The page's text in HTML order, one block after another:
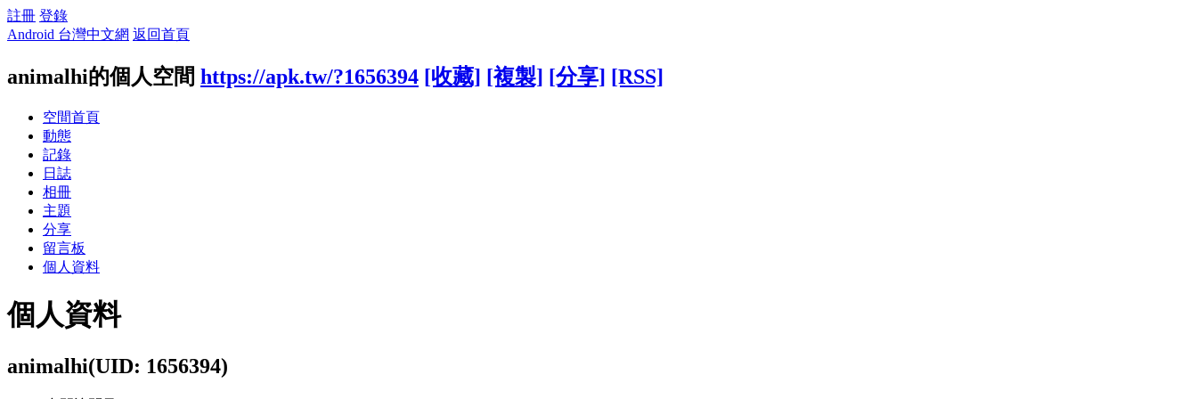
註冊 登錄
Android 台灣中文網 返回首頁
animalhi的個人空間 https://apk.tw/?1656394 [收藏] [複製] [分享] [RSS]
空間首頁
動態
記錄
日誌
相冊
主題
分享
留言板
個人資料
個人資料
animalhi(UID: 1656394)